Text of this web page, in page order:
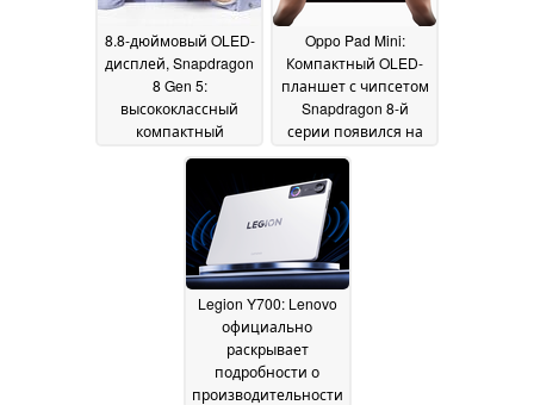
8.8-дюймовый OLED-
дисплей, Snapdragon
8 Gen 5:
высококлассный
компактный
13 April 2026
Oppo Pad Mini:
Компактный OLED-
планшет с чипсетом
Snapdragon 8-й
серии появился на
Legion Y700: Lenovo
официально
раскрывает
подробности о
производительности